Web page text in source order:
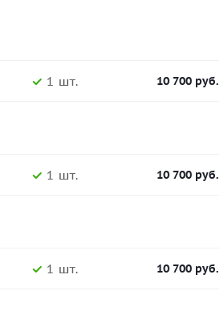
1 шт. 10 700руб.
1 шт. 10 700руб.
1 шт. 10 700руб.